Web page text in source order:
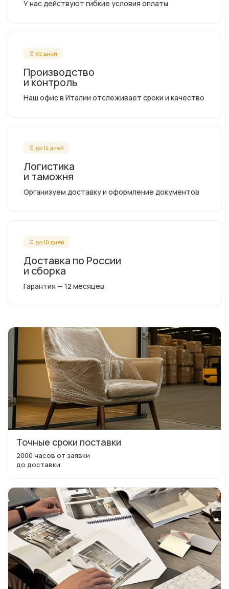
У нас действуют гибкие условия оплаты
50 дней
Производство
и контроль
Наш офис в Италии отслеживает сроки и качество
до 14 дней
Логистика
и таможня
Организуем доставку и оформление документов
до 10 дней
Доставка по России
и сборка
Гарантия — 12 месяцев
Точные сроки поставки
2000 часов от заявки
до доставки